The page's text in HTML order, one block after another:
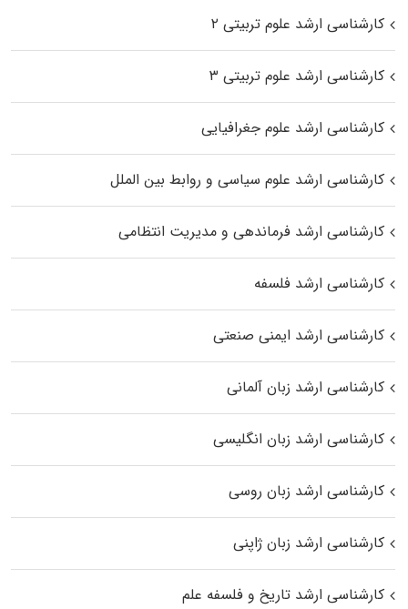
کارشناسی ارشد علوم تربیتی ۲
کارشناسی ارشد علوم تربیتی ۳
کارشناسی ارشد علوم جغرافیایی
کارشناسی ارشد علوم سیاسی و روابط بین الملل
کارشناسی ارشد فرماندهی و مدیریت انتظامی
کارشناسی ارشد فلسفه
کارشناسی ارشد ایمنی صنعتی
کارشناسی ارشد زبان آلمانی
کارشناسی ارشد زبان انگلیسی
کارشناسی ارشد زبان روسی
کارشناسی ارشد زبان ژاپنی
کارشناسی ارشد تاریخ و فلسفه علم